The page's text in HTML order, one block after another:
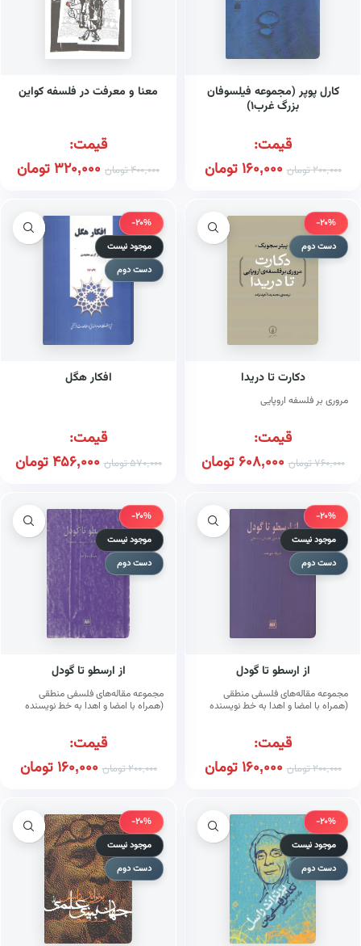
کارل پوپر (مجموعه فیلسوفان
بزرگ غرب۱)
قیمت:
200,000تومان 160,000تومان
معنا و معرفت در فلسفه کواین
قیمت:
400,000تومان 320,000تومان
-20%
دست دوم
دکارت تا دریدا
مروری بر فلسفه اروپایی
قیمت:
760,000تومان 608,000 تومان
-20%
موجود نیست
دست دوم
افکار هگل
قیمت:
570,000تومان 456,000تومان
-20%
موجود نیست
دست دوم
از ارسطو تا گودل
مجموعه مقاله‌های فلسفی منطقی
(همراه با امضا و اهدا به خط نویسنده
قیمت:
200,000تومان 160,000تومان
-20%
موجود نیست
دست دوم
از ارسطو تا گودل
مجموعه مقاله‌های فلسفی منطقی
(همراه با امضا و اهدا به خط نویسنده
قیمت:
200,000تومان 160,000تومان
-20%
موجود نیست
دست دوم
-20%
موجود نیست
دست دوم